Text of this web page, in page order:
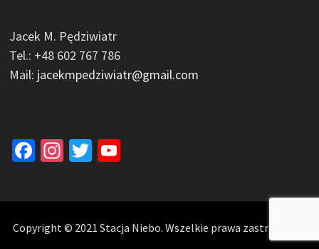
Jacek M. Pędziwiatr
Tel.: +48 602 767 786
Mail: jacekmpedziwiatr@gmail.com
Facebook
Instagram
Twitter
Copyright © 2021 Stacja Niebo. Wszelkie prawa zastrzeżone.